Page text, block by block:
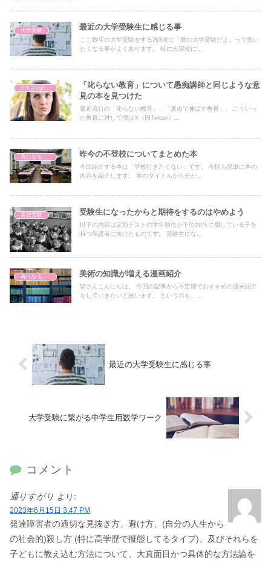
大学受験 最近の大学受験生に感じる事
ここ数年の大学受験をする高3達に「君の大学受験だよ」って言い
たくなる事がよくあります。 特に志望校に...
Uncategorized
「叱らない教育」について愚痴講師と同じような意
見の本を見つけた
最近流行の「叱らない教育」、「褒めて伸ばす教育」。 こういっ
た教育に対して僕はX（旧Twitter）...
為になる本・漫画の紹介 昨今の不登校についてまとめた本
今回紹介する本は「学校行きたくない」です。 今回も簡単に本の
内容を紹介します。 本のタイトルから分か...
高校受験 受験生になったからと期待をするのはやめよう
以下の内容は定期テストの学年順位が下位20％に属している子を
持つ保護者に向けたものです。 受験生にな...
美術の知識が増える漫画紹介
皆さんこんにちは。 今回の記事から不定期でおすすめの漫画紹介
をしていきたいと思います。 というのも、...
最近の大学受験生に感じる事
大学受験に繋がる中学生用数学ワーク
コメント
通りすがり より:
2023年6月15日 3:47 PM
発達障害者の適切な見抜き方、避け方、(自分の人生から
の社会的)殺し方 (特に高学歴で擬態してるタイプ)、及びそれらを
子どもに教え込む方法について、大真面目かつ具体的な方法論を